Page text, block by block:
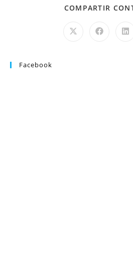
COMPARTIR
Facebook